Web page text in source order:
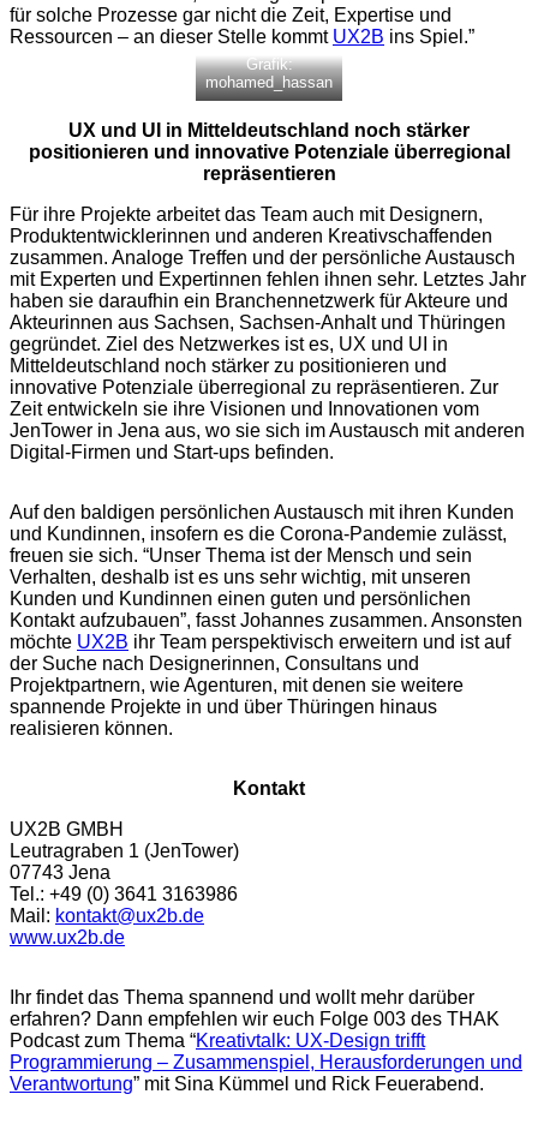
für solche Prozesse gar nicht die Zeit, Expertise und
Ressourcen – an dieser Stelle kommt UX2B ins Spiel.”
Grafik:
mohamed_hassan
UX und UI in Mitteldeutschland noch stärker
positionieren und innovative Potenziale überregional
repräsentieren
Für ihre Projekte arbeitet das Team auch mit Designern,
Produktentwicklerinnen und anderen Kreativschaffenden
zusammen. Analoge Treffen und der persönliche Austausch
mit Experten und Expertinnen fehlen ihnen sehr. Letztes Jahr
haben sie daraufhin ein Branchennetzwerk für Akteure und
Akteurinnen aus Sachsen, Sachsen-Anhalt und Thüringen
gegründet. Ziel des Netzwerkes ist es, UX und UI in
Mitteldeutschland noch stärker zu positionieren und
innovative Potenziale überregional zu repräsentieren. Zur
Zeit entwickeln sie ihre Visionen und Innovationen vom
JenTower in Jena aus, wo sie sich im Austausch mit anderen
Digital-Firmen und Start-ups befinden.
Auf den baldigen persönlichen Austausch mit ihren Kunden
und Kundinnen, insofern es die Corona-Pandemie zulässt,
freuen sie sich. “Unser Thema ist der Mensch und sein
Verhalten, deshalb ist es uns sehr wichtig, mit unseren
Kunden und Kundinnen einen guten und persönlichen
Kontakt aufzubauen”, fasst Johannes zusammen. Ansonsten
möchte UX2B ihr Team perspektivisch erweitern und ist auf
der Suche nach Designerinnen, Consultans und
Projektpartnern, wie Agenturen, mit denen sie weitere
spannende Projekte in und über Thüringen hinaus
realisieren können.
Kontakt
UX2B GMBH
Leutragraben 1 (JenTower)
07743 Jena
Tel.: +49 (0) 3641 3163986
Mail: kontakt@ux2b.de
www.ux2b.de
Ihr findet das Thema spannend und wollt mehr darüber
erfahren? Dann empfehlen wir euch Folge 003 des THAK
Podcast zum Thema “Kreativtalk: UX-Design trifft
Programmierung – Zusammenspiel, Herausforderungen und
Verantwortung” mit Sina Kümmel und Rick Feuerabend.